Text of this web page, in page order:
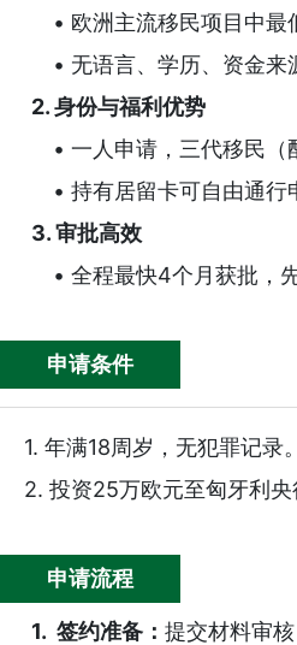
直达牛津、剑桥等名
• 欧洲主流移民项目中最
• 无语言、学历、资金来
2. 身份与福利优势
• 一人申请，三代移民（
• 持有居留卡可自由通行
3. 审批高效
• 全程最快4个月获批，
申请条件
1. 年满18周岁，无犯罪记录。
2. 投资25万欧元至匈牙利
申请流程
1. 签约准备： 提交材料审核